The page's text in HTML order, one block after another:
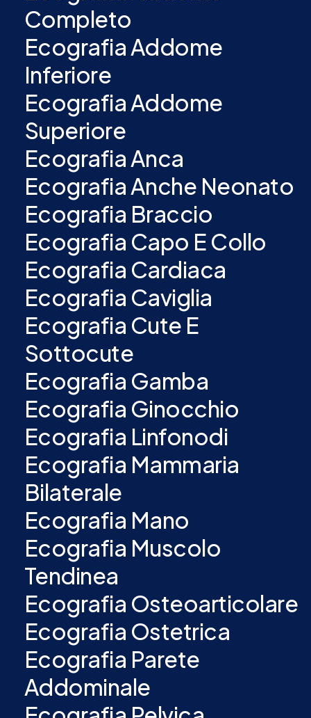
Completo
Ecografia Addome
Inferiore
Ecografia Addome
Superiore
Ecografia Anca
Ecografia Anche Neonato
Ecografia Braccio
Ecografia Capo E Collo
Ecografia Cardiaca
Ecografia Caviglia
Ecografia Cute E
Sottocute
Ecografia Gamba
Ecografia Ginocchio
Ecografia Linfonodi
Ecografia Mammaria
Bilaterale
Ecografia Mano
Ecografia Muscolo
Tendinea
Ecografia Osteoarticolare
Ecografia Ostetrica
Ecografia Parete
Addominale